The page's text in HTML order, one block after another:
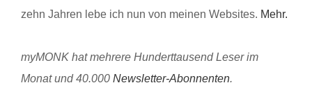
zehn Jahren lebe ich nun von meinen Websites. Mehr.
myMONK hat mehrere Hunderttausend Leser im
Monat und 40.000 Newsletter-Abonnenten.